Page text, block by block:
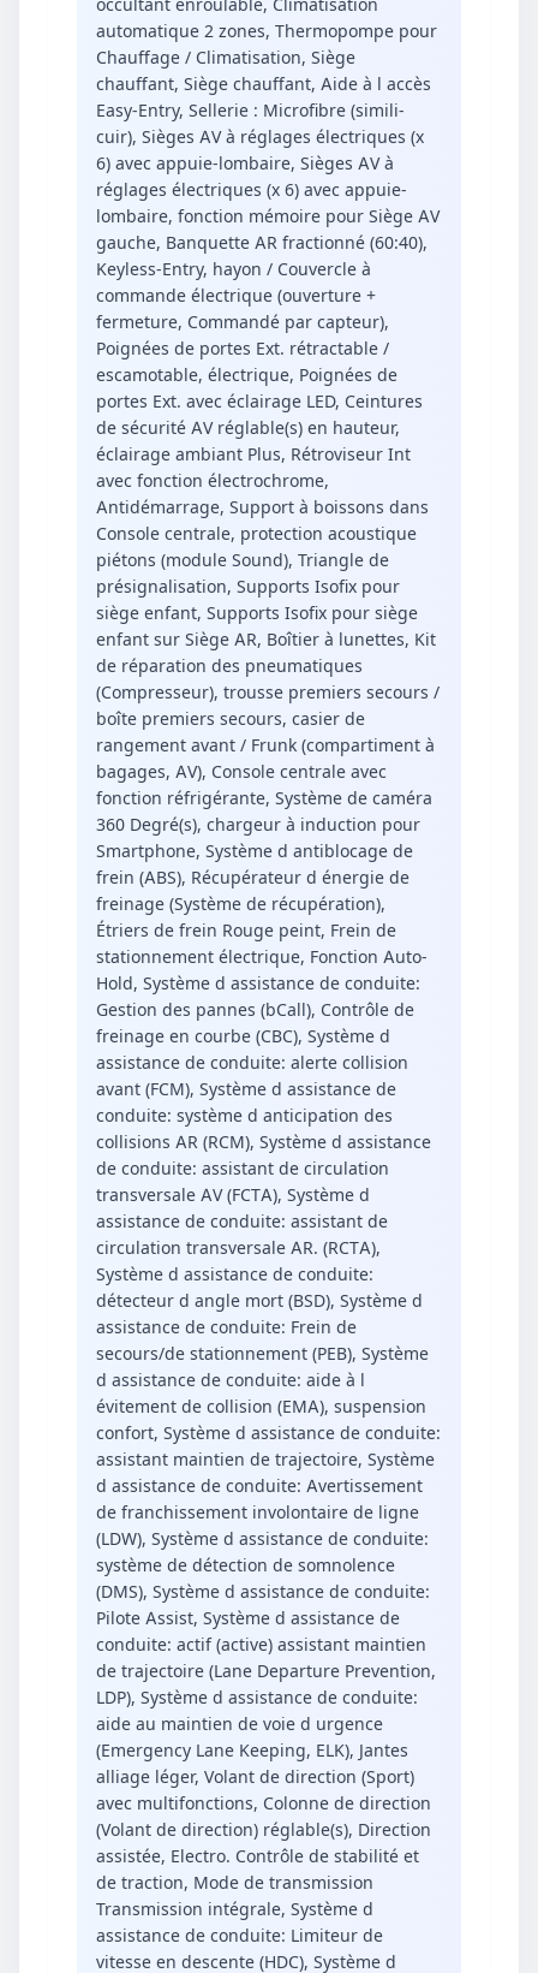
occultant enroulable, Climatisation
automatique 2 zones, Thermopompe pour
Chauffage / Climatisation, Siège
chauffant, Siège chauffant, Aide à l accès
Easy-Entry, Sellerie : Microfibre (simili-
cuir), Sièges AV à réglages électriques (x
6) avec appuie-lombaire, Sièges AV à
réglages électriques (x 6) avec appuie-
lombaire, fonction mémoire pour Siège AV
gauche, Banquette AR fractionné (60:40),
Keyless-Entry, hayon / Couvercle à
commande électrique (ouverture +
fermeture, Commandé par capteur),
Poignées de portes Ext. rétractable /
escamotable, électrique, Poignées de
portes Ext. avec éclairage LED, Ceintures
de sécurité AV réglable(s) en hauteur,
éclairage ambiant Plus, Rétroviseur Int
avec fonction électrochrome,
Antidémarrage, Support à boissons dans
Console centrale, protection acoustique
piétons (module Sound), Triangle de
présignalisation, Supports Isofix pour
siège enfant, Supports Isofix pour siège
enfant sur Siège AR, Boîtier à lunettes, Kit
de réparation des pneumatiques
(Compresseur), trousse premiers secours /
boîte premiers secours, casier de
rangement avant / Frunk (compartiment à
bagages, AV), Console centrale avec
fonction réfrigérante, Système de caméra
360 Degré(s), chargeur à induction pour
Smartphone, Système d antiblocage de
frein (ABS), Récupérateur d énergie de
freinage (Système de récupération),
Étriers de frein Rouge peint, Frein de
stationnement électrique, Fonction Auto-
Hold, Système d assistance de conduite:
Gestion des pannes (bCall), Contrôle de
freinage en courbe (CBC), Système d
assistance de conduite: alerte collision
avant (FCM), Système d assistance de
conduite: système d anticipation des
collisions AR (RCM), Système d assistance
de conduite: assistant de circulation
transversale AV (FCTA), Système d
assistance de conduite: assistant de
circulation transversale AR. (RCTA),
Système d assistance de conduite:
détecteur d angle mort (BSD), Système d
assistance de conduite: Frein de
secours/de stationnement (PEB), Système
d assistance de conduite: aide à l
évitement de collision (EMA), suspension
confort, Système d assistance de conduite:
assistant maintien de trajectoire, Système
d assistance de conduite: Avertissement
de franchissement involontaire de ligne
(LDW), Système d assistance de conduite:
système de détection de somnolence
(DMS), Système d assistance de conduite:
Pilote Assist, Système d assistance de
conduite: actif (active) assistant maintien
de trajectoire (Lane Departure Prevention,
LDP), Système d assistance de conduite:
aide au maintien de voie d urgence
(Emergency Lane Keeping, ELK), Jantes
alliage léger, Volant de direction (Sport)
avec multifonctions, Colonne de direction
(Volant de direction) réglable(s), Direction
assistée, Electro. Contrôle de stabilité et
de traction, Mode de transmission
Transmission intégrale, Système d
assistance de conduite: Limiteur de
vitesse en descente (HDC), Système d